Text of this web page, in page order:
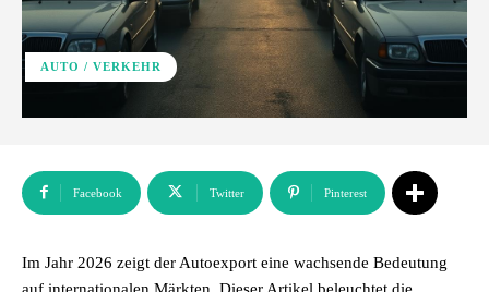
AUTO / VERKEHR
Facebook Twitter Pinterest
Im Jahr 2026 zeigt der Autoexport eine wachsende Bedeutung